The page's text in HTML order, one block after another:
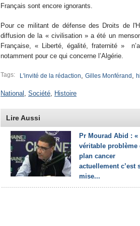
Français sont encore ignorants.
Pour ce militant de défense des Droits de
diffusion de la « civilisation » a été un
Française, « Liberté, égalité, fraternité »
notamment pour ce qui concerne l’Algérie.
Tags: L'invité de la rédaction, Gilles Monférand ,
National , Société, Histoire
Lire Aussi
Pr Mourad Abid : «
véritable problème
plan cancer
actuellement c’est
mise...